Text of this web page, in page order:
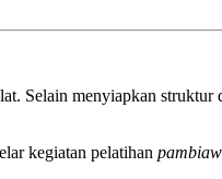
Selain menyiapkan
kegiatan pelatihan